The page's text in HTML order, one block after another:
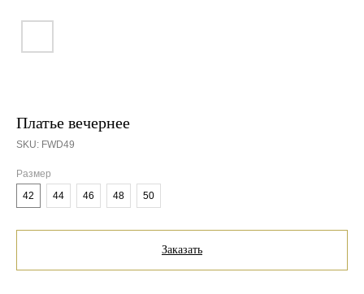
Платье вечернее
SKU: FWD49
Размер
42
44 46 48 50
Заказать